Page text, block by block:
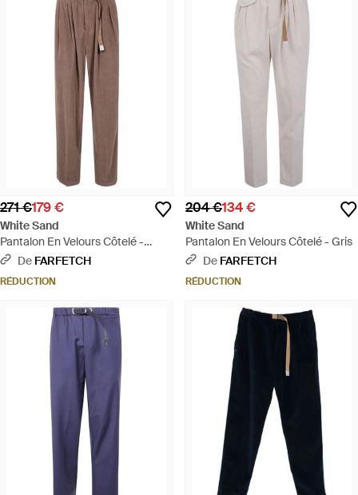
271 €179 €
White Sand
Pantalon En Velours Côtelé -
Marron
De FARFETCH
RÉDUCTION
204 €134 €
White Sand
Pantalon En Velours Côtelé - Gris
De FARFETCH
RÉDUCTION